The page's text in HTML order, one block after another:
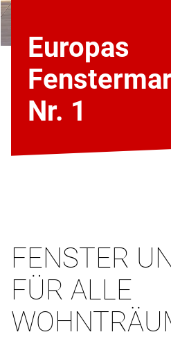
Europas
Nr. 1
FENSTER
FÜR ALLE